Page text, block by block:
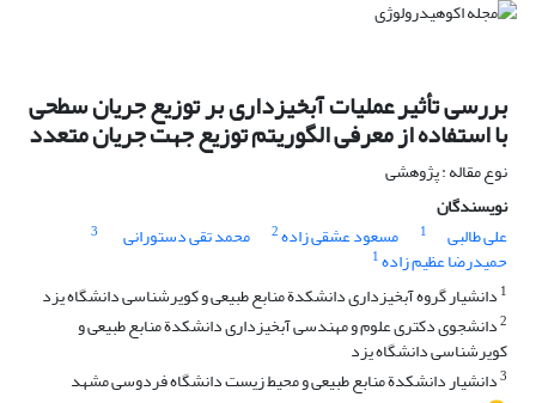
بررسی تأثیر عملیات آبخیزداری بر توزیع جریان سطحی
با استفاده از معرفی الگوریتم توزیع جهت جریان متعدد
نوع مقاله : پژوهشی
نویسندگان
علی طالبی
1 مسعود عشقی زاده2 محمد تقی دستورانی 3
حمیدرضا عظیم زاده1
1 دانشیار گروه آبخیزداری دانشکدة منابع طبیعی و کویرشناسی دانشگاه یزد
2دانشجوی دکتری علوم و مهندسی آبخیزداری دانشکدة منابع طبیعی و
کویرشناسی دانشگاه یزد
3دانشیار دانشکدة منابع طبیعی و محیط زیست دانشگاه فردوسی مشهد